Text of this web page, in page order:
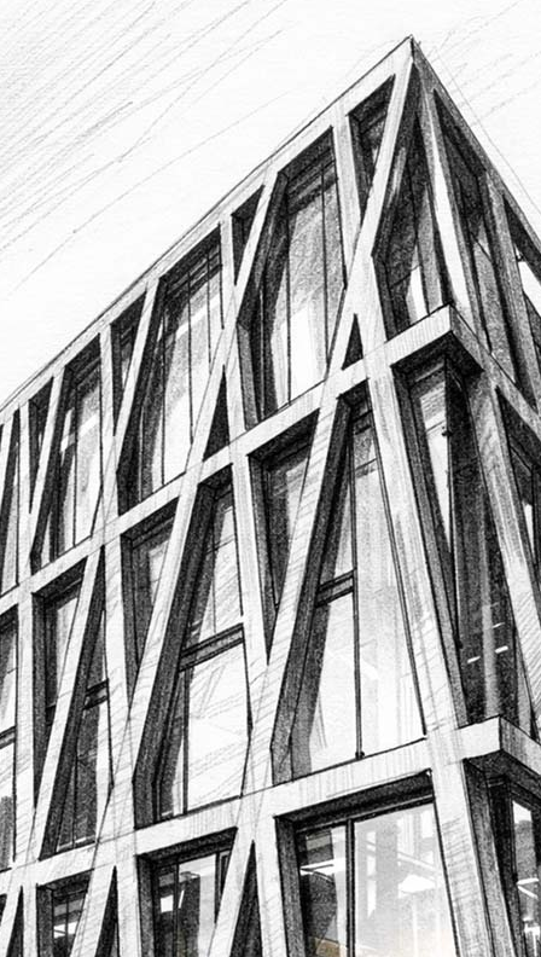
Nom*
Prénom
Téléphone*
Adresse e-mail*
Adresse
Code postal
Ville
Détails de la demande*